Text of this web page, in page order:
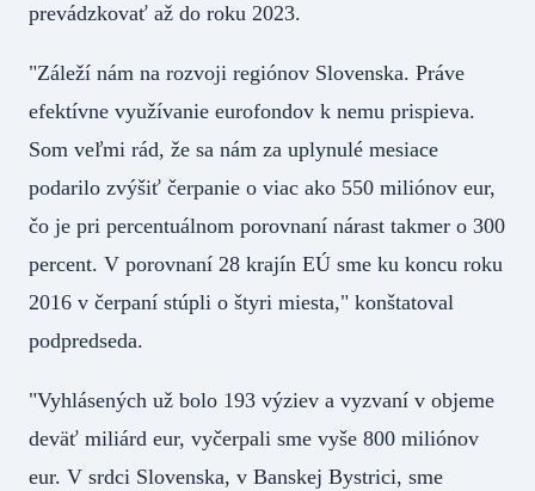
prevádzkovať až do roku 2023.
"Záleží nám na rozvoji regiónov Slovenska. Práve
efektívne využívanie eurofondov k nemu prispieva.
Som veľmi rád, že sa nám za uplynulé mesiace
podarilo zvýšiť čerpanie o viac ako 550 miliónov eur,
čo je pri percentuálnom porovnaní nárast takmer o 300
percent. V porovnaní 28 krajín EÚ sme ku koncu roku
2016 v čerpaní stúpli o štyri miesta," konštatoval
podpredseda.
"Vyhlásených už bolo 193 výziev a vyzvaní v objeme
deväť miliárd eur, vyčerpali sme vyše 800 miliónov
eur. V srdci Slovenska, v Banskej Bystrici, sme